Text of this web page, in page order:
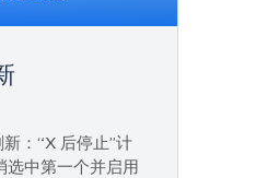
：“X 后停止”计
选中第一个并启用